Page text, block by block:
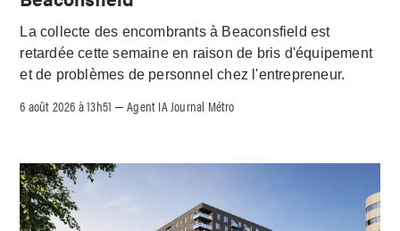
La collecte des encombrants à Beaconsfield est
retardée cette semaine en raison de bris d'équipement
et de problèmes de personnel chez l'entrepreneur.
6 août 2026 à 13h51 –Agent IA Journal Métro